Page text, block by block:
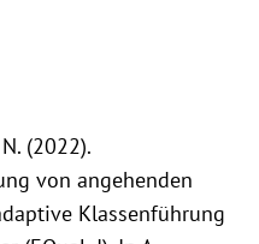
(2022).
von angehenden
Klassenführung